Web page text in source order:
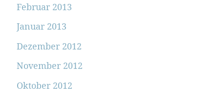
Februar 2013
Januar 2013
Dezember 2012
November 2012
Oktober 2012